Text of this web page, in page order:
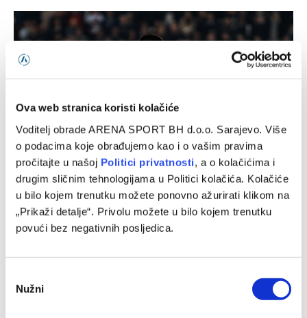
Ova web stranica koristi kolačiće
Voditelj obrade ARENA SPORT BH d.o.o. Sarajevo. Više
o podacima koje obrađujemo kao i o vašim pravima
pročitajte u našoj Politici privatnosti, a o kolačićima i
drugim sličnim tehnologijama u Politici kolačića. Kolačiće
u bilo kojem trenutku možete ponovno ažurirati klikom na
„Prikaži detalje“. Privolu možete u bilo kojem trenutku
povući bez negativnih posljedica.
Selection
Nužni
Zrinjski – Čelik, WWin liga BiH
07/08/2026